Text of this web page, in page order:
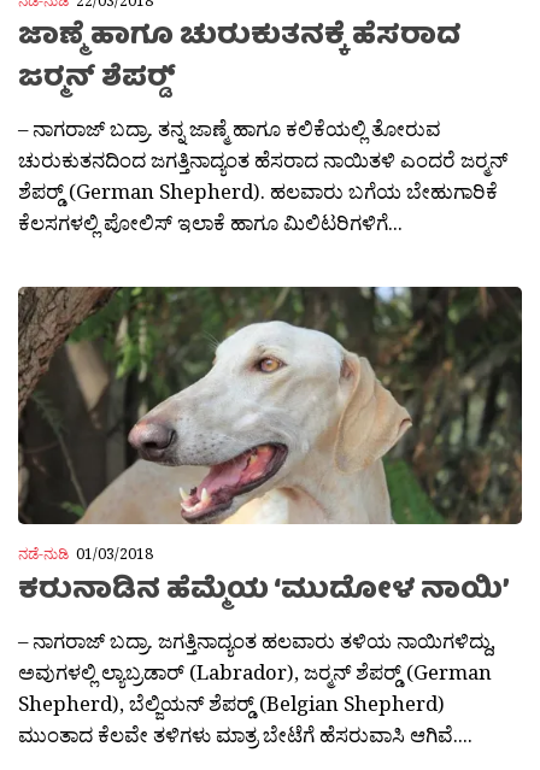
ಜಾಣ್ಮೆ ಹಾಗೂ ಚುರುಕುತನಕ್ಕೆ ಹೆಸರಾದ
ಜರ‍್ಮನ್ ಶೆಪರ‍್ಡ್
– ನಾಗರಾಜ್ ಬದ್ರಾ. ತನ್ನ ಜಾಣ್ಮೆ ಹಾಗೂ ಕಲಿಕೆಯಲ್ಲಿ ತೋರುವ
ಚುರುಕುತನದಿಂದ ಜಗತ್ತಿನಾದ್ಯಂತ ಹೆಸರಾದ ನಾಯಿತಳಿ ಎಂದರೆ ಜರ‍್ಮನ್
ಶೆಪರ‍್ಡ್ (German Shepherd). ಹಲವಾರು ಬಗೆಯ ಬೇಹುಗಾರಿಕೆ
ಕೆಲಸಗಳಲ್ಲಿ ಪೋಲಿಸ್ ಇಲಾಕೆ ಹಾಗೂ ಮಿಲಿಟರಿಗಳಿಗೆ...
ನಡೆ-ನುಡಿ 01/03/2018
ಕರುನಾಡಿನ ಹೆಮ್ಮೆಯ ‘ಮುದೋಳ ನಾಯಿ’
– ನಾಗರಾಜ್ ಬದ್ರಾ. ಜಗತ್ತಿನಾದ್ಯಂತ ಹಲವಾರು ತಳಿಯ ನಾಯಿಗಳಿದ್ದು,
ಅವುಗಳಲ್ಲಿ ಲ್ಯಾಬ್ರಡಾರ್ (Labrador), ಜರ‍್ಮನ್ ಶೆಪರ‍್ಡ್ (German
Shepherd), ಬೆಲ್ಜಿಯನ್ ಶೆಪರ‍್ಡ್ (Belgian Shepherd)
ಮುಂತಾದ ಕೆಲವೇ ತಳಿಗಳು ಮಾತ್ರ ಬೇಟೆಗೆ ಹೆಸರುವಾಸಿ ಆಗಿವೆ....